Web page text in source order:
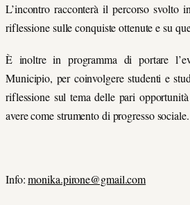
L’incontro racconterà il percorso svolto
riflessione sulle conquiste ottenute e su
È inoltre in programma di portare
Municipio, per coinvolgere studenti e
riflessione sul tema delle pari
avere come strumento di progresso sociale.
Info:monika.pirone@gmail.com